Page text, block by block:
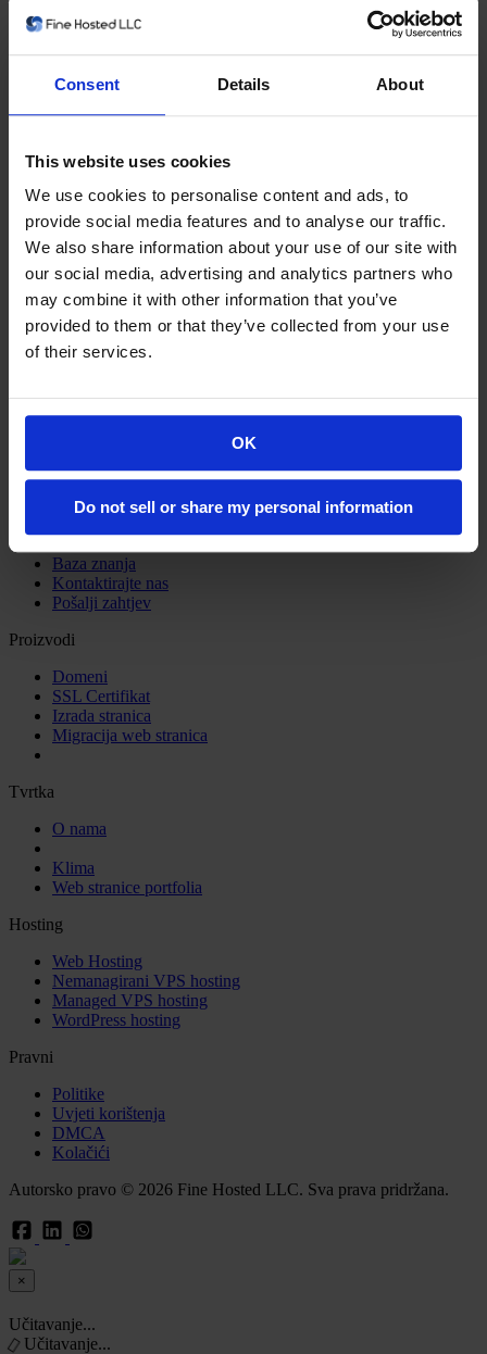
Consent Details About
This website uses cookies
We use cookies to personalise content and ads, to
provide social media features and to analyse our traffic.
We also share information about your use of our site with
our social media, advertising and analytics partners who
may combine it with other information that you’ve
provided to them or that they’ve collected from your use
of their services.
OK
Do not sell or share my personal information
Sigurnost web stranice
-----
Registriraj novu domenu
Obavijesti
Status mreže
Kontaktirajte nas
Prijava
Registtracija
-----
PrijavaOva stranica je ograničena
Zaboravili ste lozinku?
Baza znanja
Kontaktirajte nas
Pošalji zahtjev
Proizvodi
Domeni
SSL Certifikat
Izrada stranica
Migracija web stranica
Tvrtka
O nama
Klima
Web stranice portfolia
Hosting
Web Hosting
Nemanagirani VPS hosting
Managed VPS hosting
WordPress hosting
Pravni
Politike
Uvjeti korištenja
DMCA
Kolačići
Autorsko pravo © 2026 Fine Hosted LLC. Sva prava pridržana.
×
Close
Učitavanje...
Učitavanje...